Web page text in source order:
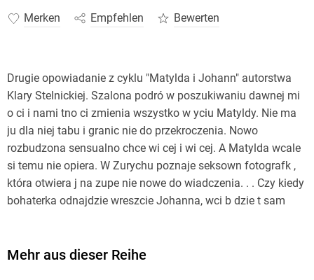
Merken Empfehlen Bewerten
Drugie opowiadanie z cyklu "Matylda i Johann" autorstwa
Klary Stelnickiej. Szalona podró w poszukiwaniu dawnej mi
o ci i nami tno ci zmienia wszystko w yciu Matyldy. Nie ma
ju dla niej tabu i granic nie do przekroczenia. Nowo
rozbudzona sensualno chce wi cej i wi cej. A Matylda wcale
si temu nie opiera. W Zurychu poznaje seksown fotografk ,
która otwiera j na zupe nie nowe do wiadczenia. . . Czy kiedy
bohaterka odnajdzie wreszcie Johanna, wci b dzie t sam
fantazji, mi o ci i seksu. Czy ta podró ladami dawnego
Mehr aus dieser Reihe